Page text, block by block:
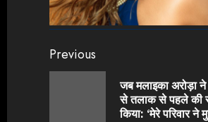
Continue
Reading
Previous
जब मलाइका अरोड़ा
से तलाक से पहले की
किया: ‘मेरे परिवार